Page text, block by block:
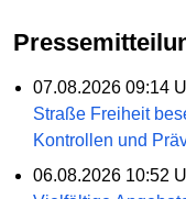
07.08.2026 09:14
Straße Freiheit
Kontrollen und
06.08.2026 10:52